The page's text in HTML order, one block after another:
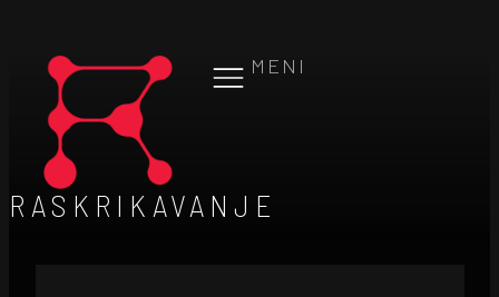
MENI
RASKRIKAVANJE